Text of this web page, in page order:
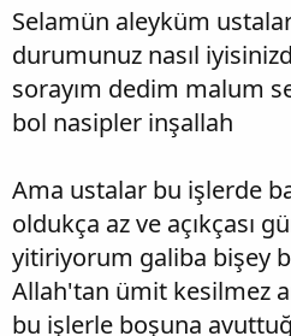
Selamün aleyküm ustalar
durumunuz nasıl
sorayım dedim malum
bol nasipler inşallah
Ama ustalar bu işlerde
oldukça az ve açıkçası
yitiriyorum galiba bişey
Allah'tan ümit kesilmez
bu işlerle boşuna